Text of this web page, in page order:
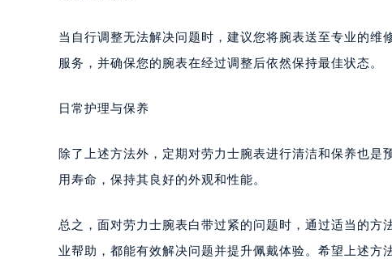
当自行调整无法解决问题时，建议您将腕表送至专业的
服务，并确保您的腕表在经过调整后依然保持最佳状态。
日常护理与保养
除了上述方法外，定期对劳力士腕表进行清洁和保养也
用寿命，保持其良好的外观和性能。
总之，面对劳力士腕表白带过紧的问题时，通过适当的
业帮助，都能有效解决问题并提升佩戴体验。希望上述方